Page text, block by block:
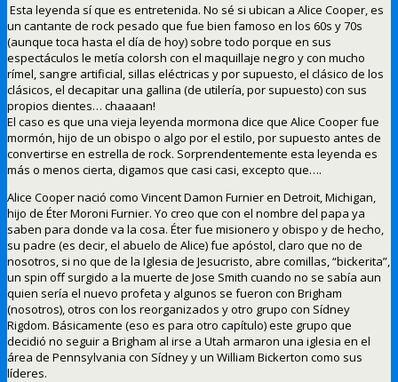
Esta leyenda sí que es entretenida. No sé si ubican a Alice Cooper, es
un cantante de rock pesado que fue bien famoso en los 60s y 70s
(aunque toca hasta el día de hoy) sobre todo porque en sus
espectáculos le metía colorsh con el maquillaje negro y con mucho
rímel, sangre artificial, sillas eléctricas y por supuesto, el clásico de los
clásicos, el decapitar una gallina (de utilería, por supuesto) con sus
propios dientes… chaaaan!
El caso es que una vieja leyenda mormona dice que Alice Cooper fue
mormón, hijo de un obispo o algo por el estilo, por supuesto antes de
convertirse en estrella de rock. Sorprendentemente esta leyenda es
más o menos cierta, digamos que casi casi, excepto que….
Alice Cooper nació como Vincent Damon Furnier en Detroit, Michigan,
hijo de Éter Moroni Furnier. Yo creo que con el nombre del papa ya
saben para donde va la cosa. Éter fue misionero y obispo y de hecho,
su padre (es decir, el abuelo de Alice) fue apóstol, claro que no de
nosotros, si no que de la Iglesia de Jesucristo, abre comillas, “bickerita”,
un spin off surgido a la muerte de Jose Smith cuando no se sabía aun
quien sería el nuevo profeta y algunos se fueron con Brigham
(nosotros), otros con los reorganizados y otro grupo con Sídney
Rigdom. Básicamente (eso es para otro capítulo) este grupo que
decidió no seguir a Brigham al irse a Utah armaron una iglesia en el
área de Pennsylvania con Sídney y un William Bickerton como sus
líderes.